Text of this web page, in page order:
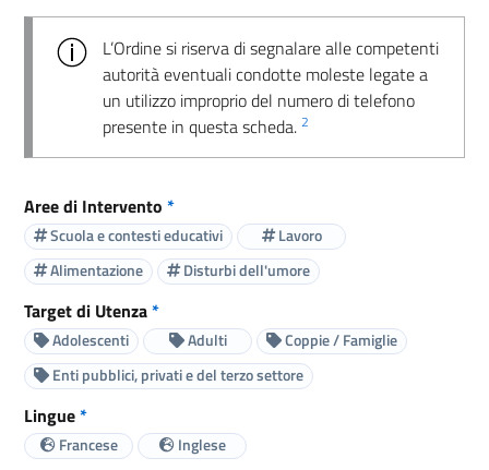
L’Ordine si riserva di segnalare alle competenti
autorità eventuali condotte moleste legate a
un utilizzo improprio del numero di telefono
presente in questa scheda. 2
Aree di Intervento *
Scuola e contesti educativi
Lavoro
Alimentazione
Disturbi dell'umore
Target di Utenza*
Adolescenti Adulti
Coppie / Famiglie
Enti pubblici, privati e del terzo settore
Lingue*
Francese Inglese